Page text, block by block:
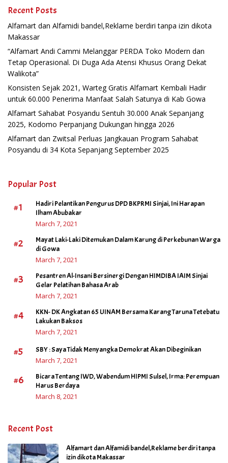
Recent Posts
Alfamart dan Alfamidi bandel,Reklame berdiri tanpa izin dikota
Makassar
“Alfamart Andi Cammi Melanggar PERDA Toko Modern dan
Tetap Operasional. Di Duga Ada Atensi Khusus Orang Dekat
Walikota”
Konsisten Sejak 2021, Warteg Gratis Alfamart Kembali Hadir
untuk 60.000 Penerima Manfaat Salah Satunya di Kab Gowa
Alfamart Sahabat Posyandu Sentuh 30.000 Anak Sepanjang
2025, Kodomo Perpanjang Dukungan hingga 2026
Alfamart dan Zwitsal Perluas Jangkauan Program Sahabat
Posyandu di 34 Kota Sepanjang September 2025
Popular Post
#1
Hadiri Pelantikan Pengurus DPD BKPRMI Sinjai, Ini Harapan
Ilham Abubakar
March 7, 2021
#2
Mayat Laki-Laki Ditemukan Dalam Karung di Perkebunan Warga
di Gowa
March 7, 2021
#3
Pesantren Al-Insani Bersinergi Dengan HIMDIBA IAIM Sinjai
Gelar Pelatihan Bahasa Arab
March 7, 2021
#4
KKN- DK Angkatan 65 UINAM Bersama Karang Taruna Tetebatu
Lakukan Baksos
March 7, 2021
#5 SBY : Saya Tidak Menyangka Demokrat Akan Dibeginikan
March 7, 2021
#6
Bicara Tentang IWD, Wabendum HIPMI Sulsel, Irma: Perempuan
Harus Berdaya
March 8, 2021
Recent Post
Alfamart dan Alfamidi bandel,Reklame berdiri tanpa
izin dikota Makassar